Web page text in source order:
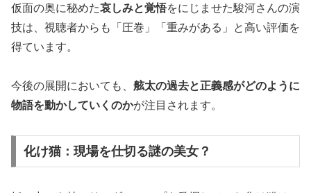
仮面の奥に秘めた哀しみと覚悟をにじませた駿河さんの演
技は、視聴者からも「圧巻」「重みがある」と高い評価を
得ています。
今後の展開においても、 舷太の過去と正義感がどのように
物語を動かしていくのかが注目されます。
化け猫：現場を仕切る謎の美女？